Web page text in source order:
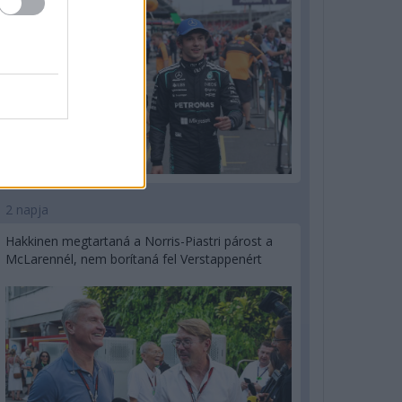
2 napja
Hakkinen megtartaná a Norris-Piastri párost a
McLarennél, nem borítaná fel Verstappenért